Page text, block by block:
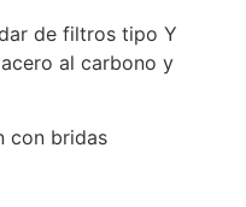
de filtros tipo Y
al carbono y
con bridas